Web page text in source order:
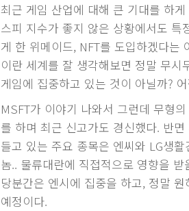
최근 게임 산업에 대해 큰 기대를 하
스피 지수가 좋지 않은 상황에서도
게 한 위메이드, NFT를 도입하겠다는
이란 세계를 잘 생각해보면 정말 무
게임에 집중하고 있는 것이 아닐까?
MSFT가 이야기 나와서 그런데 무형
를 하며 최근 신고가도 경신했다. 반
들고 있는 주요 종목은 엔씨와 LG생
놈.. 물류대란에 직접적으로 영향을
당분간은 엔시에 집중을 하고, 정말
예정이다.